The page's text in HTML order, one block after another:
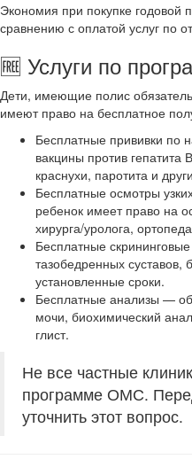
Экономия при покупке годовой
сравнению с оплатой услуг по
🆓 Услуги по
Дети, имеющие полис
имеют право на бесплатное
Бесплатные прививки
вакцины против гепатита
краснухи, паротита и
Бесплатные осмотры
ребенок имеет право на
хирурга/уролога,
Бесплатные
тазобедренных
установленные сроки.
Бесплатные анализы —
мочи, биохимический
глист.
Не все частные
программе ОМС.
уточнить этот вопрос.